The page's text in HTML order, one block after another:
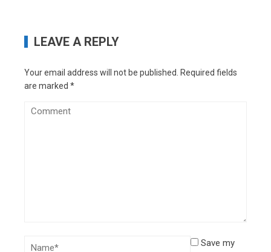
LEAVE A REPLY
Your email address will not be published.
Required fields
are marked *
Save my